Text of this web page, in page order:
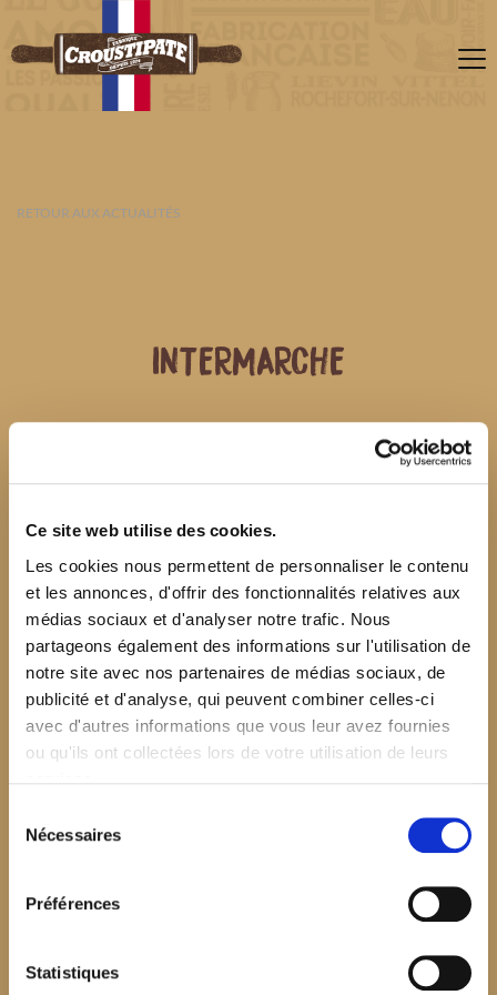
Ce site web utilise des cookies.
Les cookies nous permettent de personnaliser le contenu
et les annonces, d'offrir des fonctionnalités relatives aux
médias sociaux et d'analyser notre trafic. Nous
partageons également des informations sur l'utilisation de
notre site avec nos partenaires de médias sociaux, de
publicité et d'analyse, qui peuvent combiner celles-ci
avec d'autres informations que vous leur avez fournies
ou qu'ils ont collectées lors de votre utilisation de leurs
Nécessaires
Préférences
Statistiques
RETOUR AUX ACTUALITÉS
INTERMARCHE